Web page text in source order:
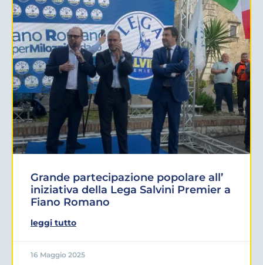
Grande partecipazione popolare all’
iniziativa della Lega Salvini Premier a
Fiano Romano
leggi tutto
16 Maggio 2025